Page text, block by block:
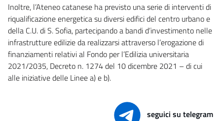
Inoltre, l’Ateneo catanese ha previsto una serie di interventi di
riqualificazione energetica su diversi edifici del centro urbano e
della C.U. di S. Sofia, partecipando a bandi d’investimento nelle
infrastrutture edilizie da realizzarsi attraverso l’erogazione di
finanziamenti relativi al Fondo per l’Edilizia universitaria
2021/2035, Decreto n. 1274 del 10 dicembre 2021 – di cui
alle iniziative delle Linee a) e b).
seguici su telegram